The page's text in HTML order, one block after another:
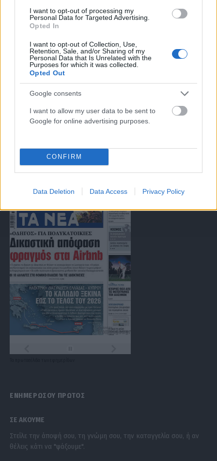
I want to opt-out of processing my
Personal Data for Targeted Advertising.
Opted In
I want to opt-out of Collection, Use,
Retention, Sale, and/or Sharing of my
Personal Data that Is Unrelated with the
Purposes for which it was collected.
Opted Out
Google consents
I want to allow my user data to be sent to
Google for online advertising purposes.
CONFIRM
Data Deletion Data Access Privacy Policy
Μαρτίου 2018 σχετικά με τα μέτρα για την αποτελεσματική
αντιμετώπιση του παράνομου περιεχομένου στο διαδίκτυο (L 63).
Μοναδικός αριθμός Μ.Η.Τ. 262047
Email:press@paraskhnio.gr,sales@paraskhnio.gr
Τηλέφωνο:210 9580876
ΤΑ ΠΡΩΤΟΣΕΛΙΔΑ ΣΗΜΕΡΑ
ΕΝΗΜΕΡΩΣΟΥ ΠΡΩΤΟΣ
ΣΕ ΑΚΟΥΜΕ
Στείλε την άποψή σου, τη γνώμη σου, την καταγγελία σου, ή αν
θέλεις κάτι να "ψάξουμε".